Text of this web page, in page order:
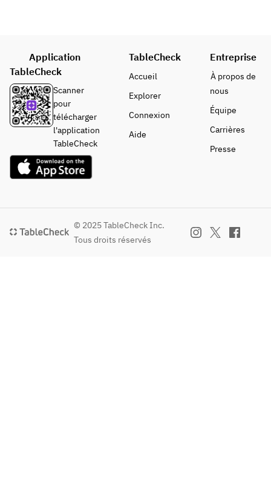
Application
TableCheck
Scanner
pour
télécharger
l'application
TableCheck
TableCheck
Accueil
Explorer
Connexion
Aide
Entreprise
À propos de
nous
Équipe
Carrières
Presse
© 2025 TableCheck Inc.
Tous droits réservés